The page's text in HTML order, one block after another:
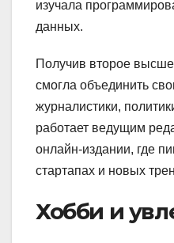
изучала
данных.
Получив второе
смогла объединить
журналистики,
работает ведущим
онлайн-издании, где
стартапах и новых
Хобби и